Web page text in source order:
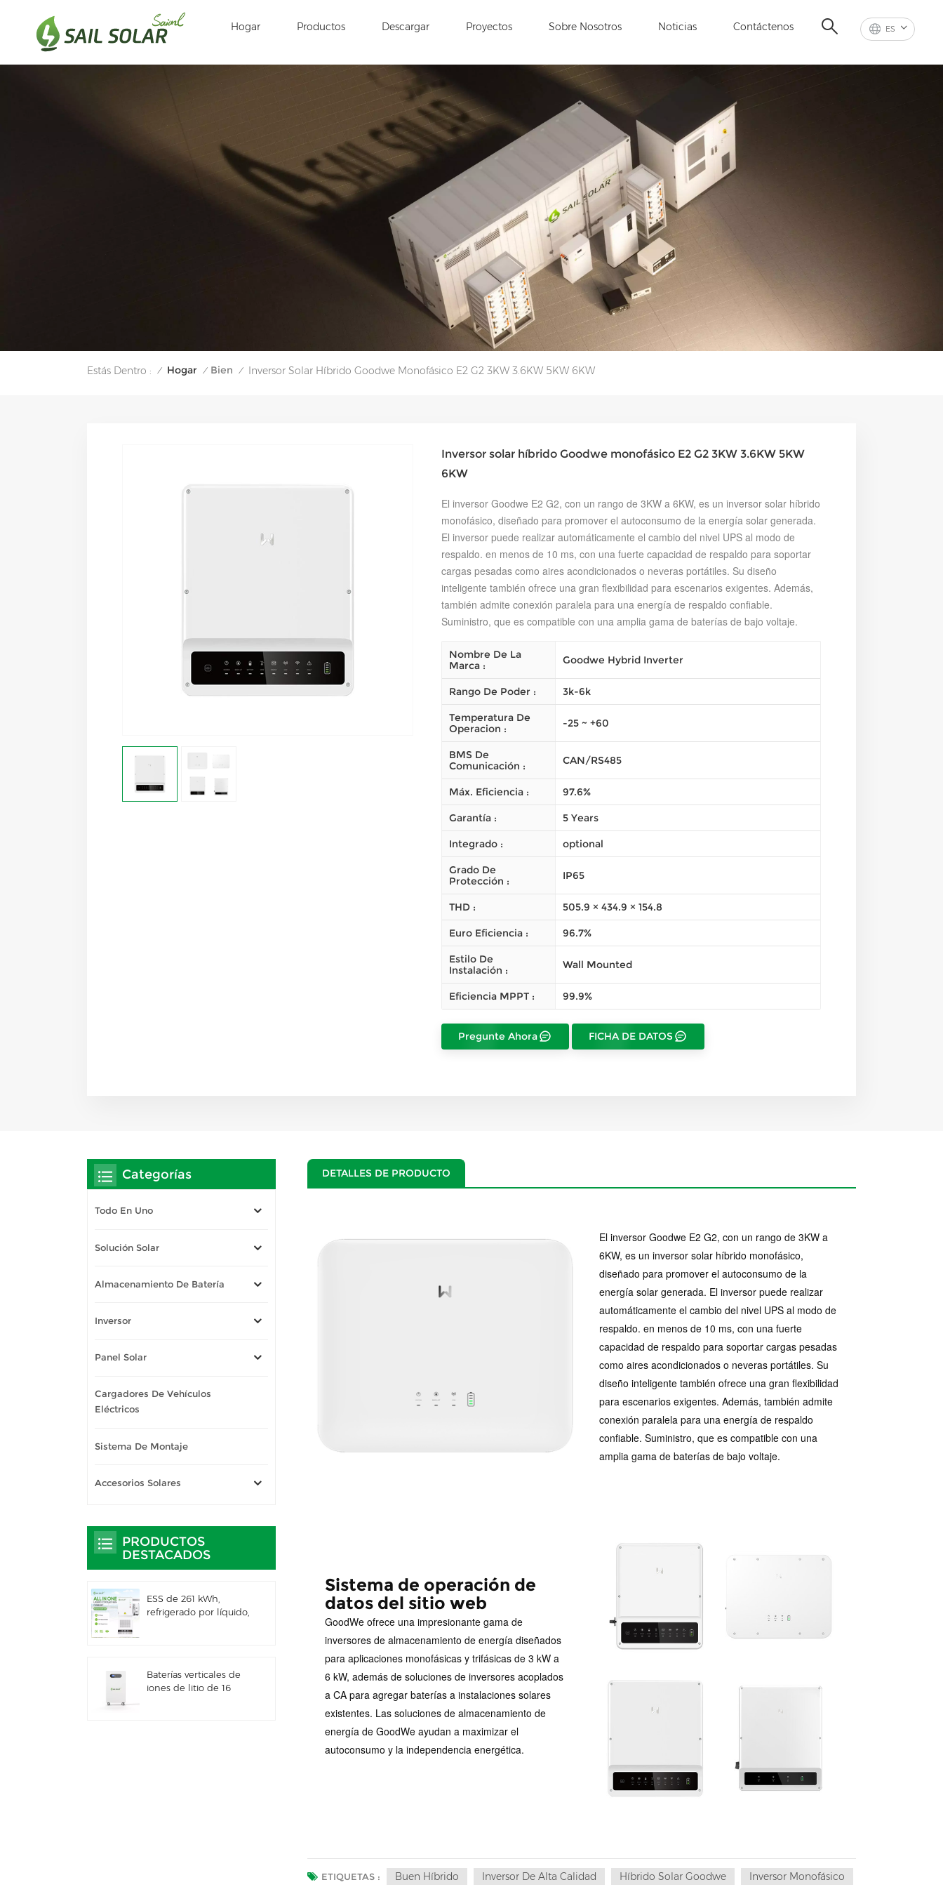
ES
Hogar Productos Descargar Proyectos Sobre Nosotros Noticias Contáctenos
Estás Dentro : / Hogar / Bien / Inversor Solar Híbrido Goodwe Monofásico E2 G2 3KW 3.6KW 5KW 6KW
Inversor solar híbrido Goodwe monofásico E2 G2 3KW 3.6KW 5KW
6KW
El inversor Goodwe E2 G2, con un rango de 3KW a 6KW, es un inversor solar híbrido
monofásico, diseñado para promover el autoconsumo de la energía solar generada.
El inversor puede realizar automáticamente el cambio del nivel UPS al modo de
respaldo. en menos de 10 ms, con una fuerte capacidad de respaldo para soportar
cargas pesadas como aires acondicionados o neveras portátiles. Su diseño
inteligente también ofrece una gran flexibilidad para escenarios exigentes. Además,
también admite conexión paralela para una energía de respaldo confiable.
Suministro, que es compatible con una amplia gama de baterías de bajo voltaje.
Nombre De La
Marca :
Goodwe Hybrid Inverter
Rango De Poder : 3k-6k
Temperatura De
Operacion :
-25 ~ +60
BMS De
Comunicación :
CAN/RS485
Máx. Eficiencia : 97.6%
Garantía : 5 Years
Integrado : optional
Grado De
Protección :
IP65
THD : 505.9 × 434.9 × 154.8
Euro Eficiencia : 96.7%
Estilo De
Instalación :
Wall Mounted
Eficiencia MPPT : 99.9%
Pregunte Ahora FICHA DE DATOS
DETALLES DE PRODUCTO
El inversor Goodwe E2 G2, con un rango de 3KW a
6KW, es un inversor solar híbrido monofásico,
diseñado para promover el autoconsumo de la
energía solar generada. El inversor puede realizar
automáticamente el cambio del nivel UPS al modo de
respaldo. en menos de 10 ms, con una fuerte
capacidad de respaldo para soportar cargas pesadas
como aires acondicionados o neveras portátiles. Su
diseño inteligente también ofrece una gran flexibilidad
para escenarios exigentes. Además, también admite
conexión paralela para una energía de respaldo
confiable. Suministro, que es compatible con una
amplia gama de baterías de bajo voltaje.
Sistema de operación de
datos del sitio web
GoodWe ofrece una impresionante gama de
inversores de almacenamiento de energía diseñados
para aplicaciones monofásicas y trifásicas de 3 kW a
6 kW, además de soluciones de inversores acoplados
a CA para agregar baterías a instalaciones solares
existentes. Las soluciones de almacenamiento de
energía de GoodWe ayudan a maximizar el
autoconsumo y la independencia energética.
ETIQUETAS : Buen Híbrido Inversor De Alta Calidad Híbrido Solar Goodwe
Inversor Monofásico
Categorías
Todo En Uno
Solución Solar
Almacenamiento De Batería
Inversor
Panel Solar
Cargadores De Vehículos
Eléctricos
Sistema De Montaje
Accesorios Solares
PRODUCTOS
DESTACADOS
ESS de 261 kWh,
refrigerado por líquido,
Baterías verticales de
iones de litio de 16